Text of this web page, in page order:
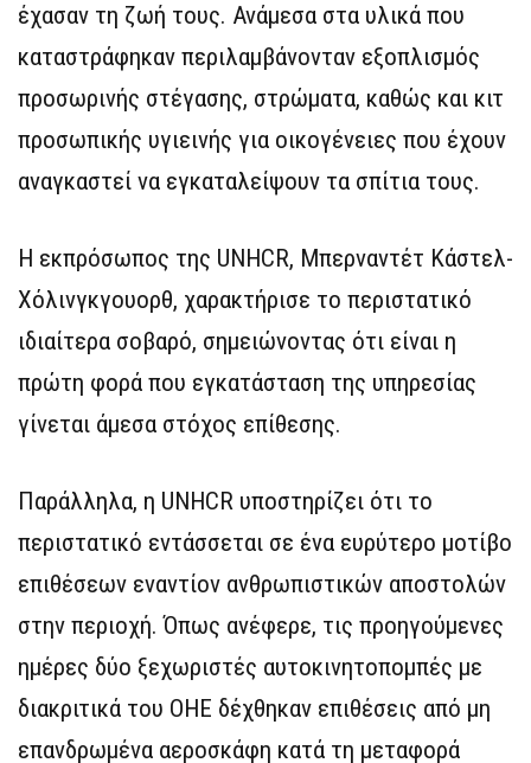
έχασαν τη ζωή τους. Ανάμεσα στα υλικά που
καταστράφηκαν περιλαμβάνονταν εξοπλισμός
προσωρινής στέγασης, στρώματα, καθώς και κιτ
προσωπικής υγιεινής για οικογένειες που έχουν
αναγκαστεί να εγκαταλείψουν τα σπίτια τους.
Η εκπρόσωπος της UNHCR, Μπερναντέτ Κάστελ-
Χόλινγκγουορθ, χαρακτήρισε το περιστατικό
ιδιαίτερα σοβαρό, σημειώνοντας ότι είναι η
πρώτη φορά που εγκατάσταση της υπηρεσίας
γίνεται άμεσα στόχος επίθεσης.
Παράλληλα, η UNHCR υποστηρίζει ότι το
περιστατικό εντάσσεται σε ένα ευρύτερο μοτίβο
επιθέσεων εναντίον ανθρωπιστικών αποστολών
στην περιοχή. Όπως ανέφερε, τις προηγούμενες
ημέρες δύο ξεχωριστές αυτοκινητοπομπές με
διακριτικά του ΟΗΕ δέχθηκαν επιθέσεις από μη
επανδρωμένα αεροσκάφη κατά τη μεταφορά